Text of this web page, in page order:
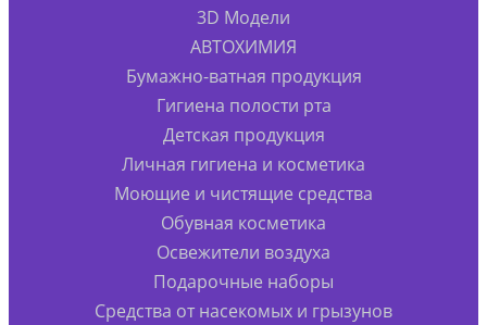
3D Модели
АВТОХИМИЯ
Бумажно-ватная продукция
Гигиена полости рта
Детская продукция
Личная гигиена и косметика
Моющие и чистящие средства
Обувная косметика
Освежители воздуха
Подарочные наборы
Средства от насекомых и грызунов